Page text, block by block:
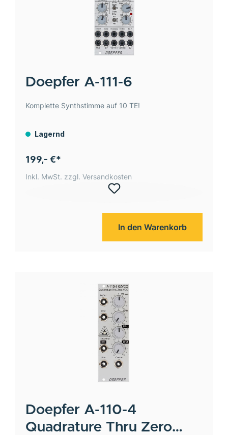
Doepfer A-111-6
Komplette Synthstimme auf 10 TE!
Lagernd
199,- €*
Inkl. MwSt. zzgl. Versandkosten
In den Warenkorb
Doepfer A-110-4
Quadrature Thru Zero